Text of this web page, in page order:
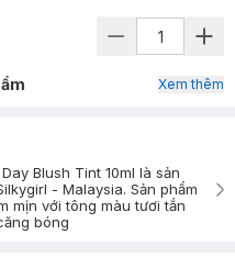
Xem thêm
Blush Tint 10ml là sản
- Malaysia. Sản phẩm
mịn với tông màu tươi tắn
bóng